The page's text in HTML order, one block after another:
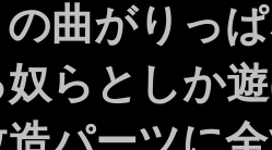
曲がりっ
らとしか